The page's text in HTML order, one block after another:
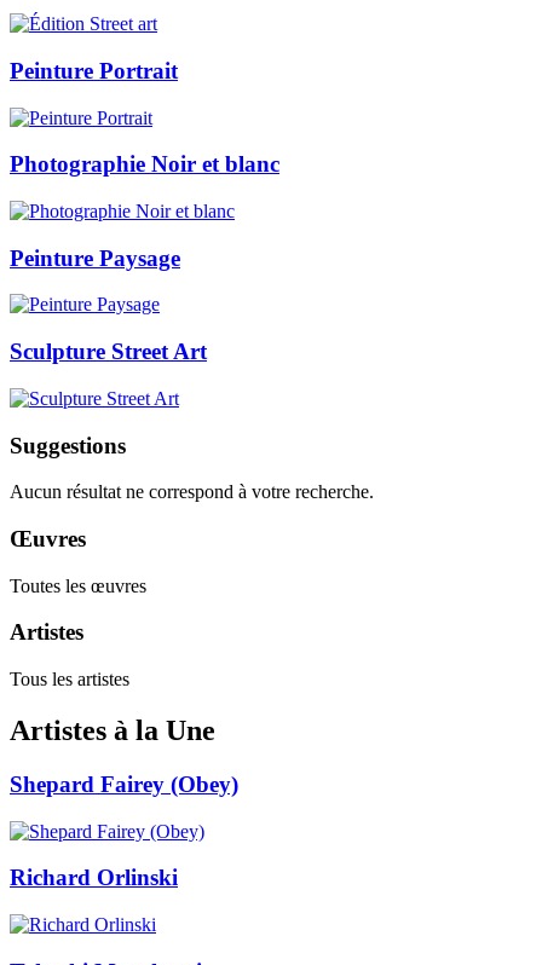
Peinture Portrait
Photographie Noir et blanc
Peinture Paysage
Sculpture Street Art
Suggestions
Aucun résultat ne correspond à votre recherche.
Œuvres
Toutes les œuvres
Artistes
Tous les artistes
Artistes à la Une
Shepard Fairey (Obey)
Richard Orlinski